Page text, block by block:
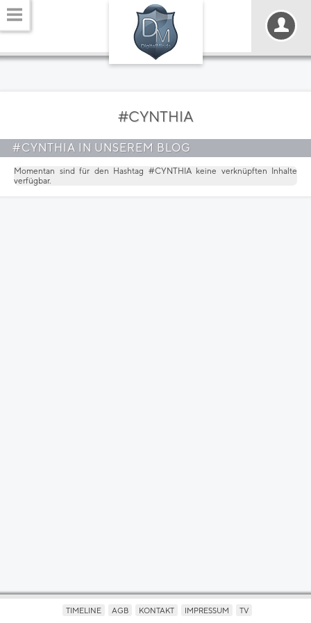
#CYNTHIA
#CYNTHIA IN UNSEREM BLOG
Momentan sind für den Hashtag #CYNTHIAkeine verknüpften Inhalte
verfügbar.
TIMELINE AGB KONTAKT IMPRESSUM TV